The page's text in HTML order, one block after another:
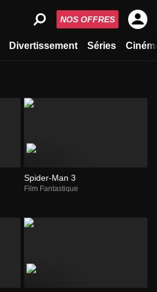
Divertissement Séries
NOS OFFRES
Spider-Man 3
Film Fantastique